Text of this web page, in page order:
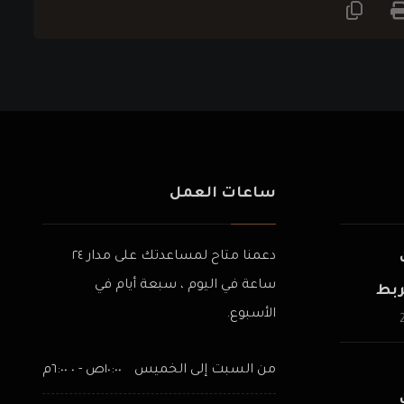
ساعات العمل
دعمنا متاح لمساعدتك على مدار ٢٤
ساعة في اليوم ، سبعة أيام في
الأسبوع.
من السبت إلى الخميس ١٠:٠٠ص - ٠ ٦:٠٠م